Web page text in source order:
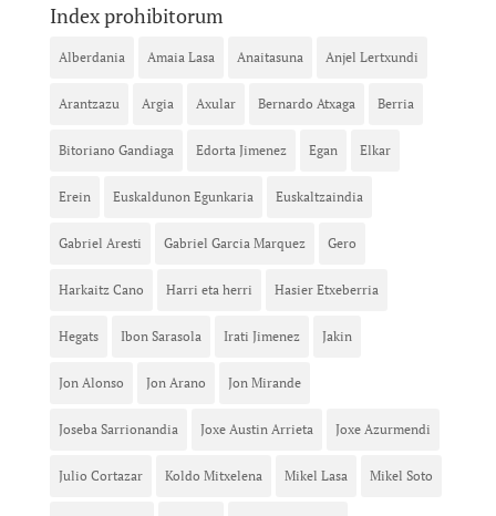
Index prohibitorum
Alberdania Amaia Lasa Anaitasuna Anjel Lertxundi
Arantzazu Argia Axular Bernardo Atxaga Berria
Bitoriano Gandiaga Edorta Jimenez Egan Elkar
Erein Euskaldunon Egunkaria Euskaltzaindia
Gabriel Aresti Gabriel Garcia Marquez Gero
Harkaitz Cano Harri eta herri Hasier Etxeberria
Hegats Ibon Sarasola Irati Jimenez Jakin
Jon Alonso Jon Arano Jon Mirande
Joseba Sarrionandia Joxe Austin Arrieta Joxe Azurmendi
Julio Cortazar Koldo Mitxelena Mikel Lasa Mikel Soto